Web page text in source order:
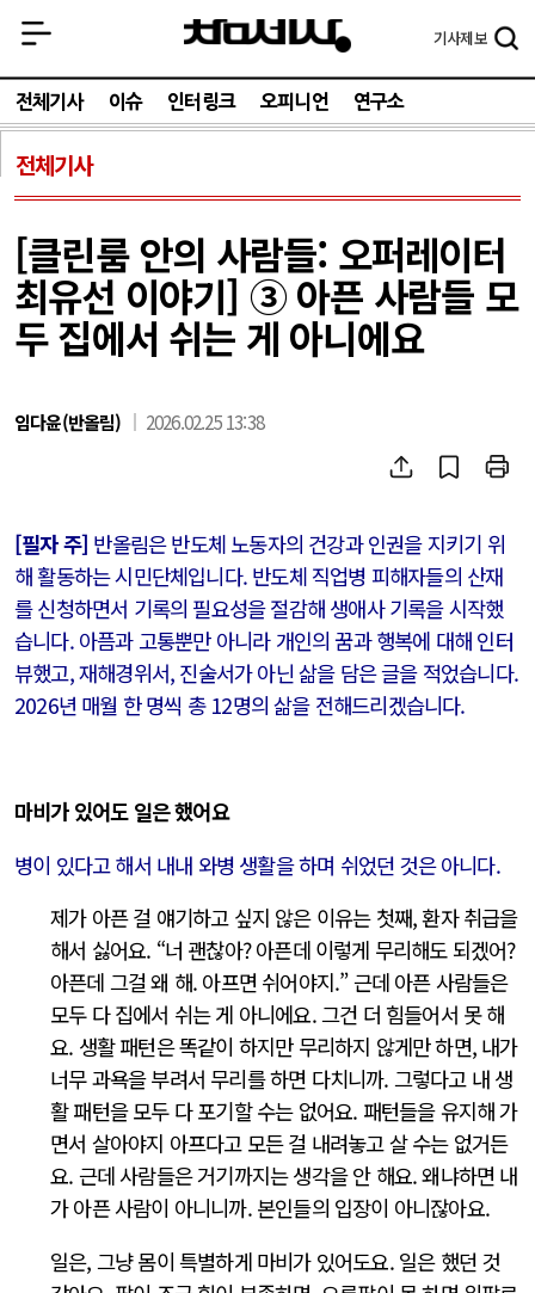
기사제보
전체기사 이슈 인터링크 오피니언 연구소
전체기사
[클린룸 안의 사람들: 오퍼레이터
최유선 이야기] ③ 아픈 사람들 모
두 집에서 쉬는 게 아니에요
임다윤(반올림) 2026.02.25 13:38
[필자 주] 반올림은 반도체 노동자의 건강과 인권을 지키기 위
해 활동하는 시민단체입니다. 반도체 직업병 피해자들의 산재
를 신청하면서 기록의 필요성을 절감해 생애사 기록을 시작했
습니다. 아픔과 고통뿐만 아니라 개인의 꿈과 행복에 대해 인터
뷰했고, 재해경위서, 진술서가 아닌 삶을 담은 글을 적었습니다.
2026년 매월 한 명씩 총 12명의 삶을 전해드리겠습니다.
마비가 있어도 일은 했어요
병이 있다고 해서 내내 와병 생활을 하며 쉬었던 것은 아니다.
제가 아픈 걸 얘기하고 싶지 않은 이유는 첫째, 환자 취급을
해서 싫어요. “너 괜찮아? 아픈데 이렇게 무리해도 되겠어?
아픈데 그걸 왜 해. 아프면 쉬어야지.” 근데 아픈 사람들은
모두 다 집에서 쉬는 게 아니에요. 그건 더 힘들어서 못 해
요. 생활 패턴은 똑같이 하지만 무리하지 않게만 하면, 내가
너무 과욕을 부려서 무리를 하면 다치니까. 그렇다고 내 생
활 패턴을 모두 다 포기할 수는 없어요. 패턴들을 유지해 가
면서 살아야지 아프다고 모든 걸 내려놓고 살 수는 없거든
요. 근데 사람들은 거기까지는 생각을 안 해요. 왜냐하면 내
가 아픈 사람이 아니니까. 본인들의 입장이 아니잖아요.
일은, 그냥 몸이 특별하게 마비가 있어도요. 일은 했던 것